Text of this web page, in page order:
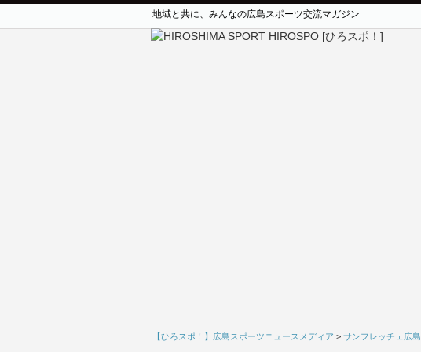
地域と共に、みんなの広島スポーツ交流マガジン
【ひろスポ！】広島スポーツニュースメディア > サンフレッチェ広島